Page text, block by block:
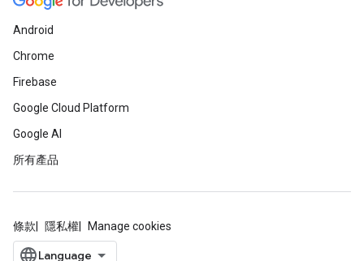
Android
Chrome
Firebase
Google Cloud Platform
Google AI
所有產品
條款 隱私權 Manage cookies